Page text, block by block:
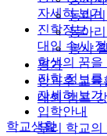
동아
동아
봉사
평가
방과후 교육
대회·캠프·
학교생활
자세히 보기
진학정보
대입 수시·
학생의 꿈을
진학 정보를
자세히 보기
입학안내
우리 학교의